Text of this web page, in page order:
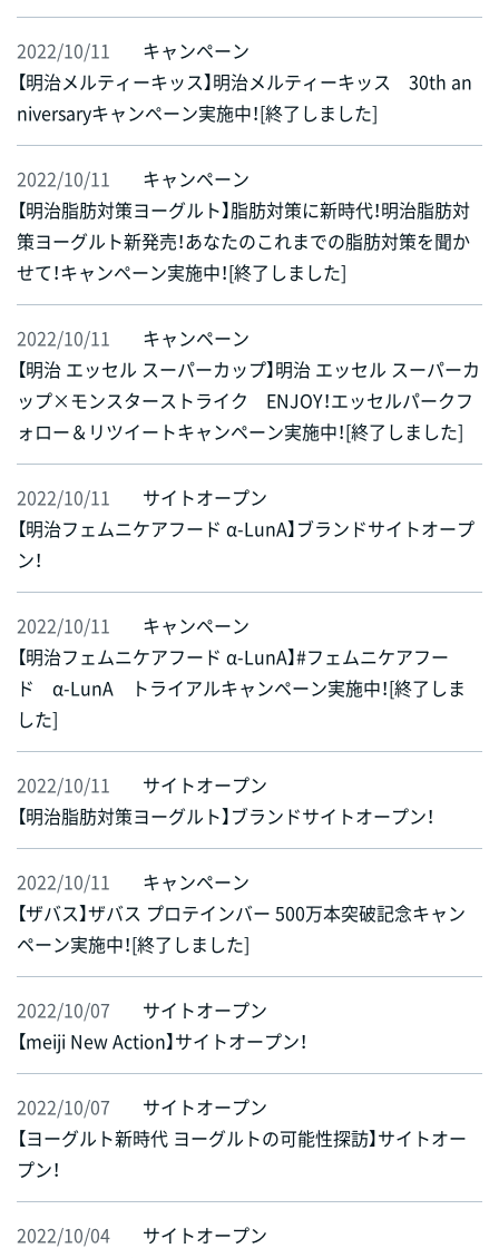
2022/10/11
キャンペーン
【明治メルティーキッス】明治メルティーキッス 30th an
niversaryキャンペーン実施中！[終了しました]
2022/10/11
キャンペーン
【明治脂肪対策ヨーグルト】脂肪対策に新時代！明治脂肪対
策ヨーグルト新発売！あなたのこれまでの脂肪対策を聞か
せて！キャンペーン実施中！[終了しました]
2022/10/11
キャンペーン
【明治 エッセル スーパーカップ】明治 エッセル スーパーカ
ップ×モンスターストライク ENJOY！エッセルパークフ
ォロー＆リツイートキャンペーン実施中！[終了しました]
2022/10/11
サイトオープン
【明治フェムニケアフード α-LunA】ブランドサイトオープ
ン！
2022/10/11
キャンペーン
【明治フェムニケアフード α-LunA】#フェムニケアフー
ド α-LunA トライアルキャンペーン実施中！[終了しま
した]
2022/10/11
サイトオープン
【明治脂肪対策ヨーグルト】ブランドサイトオープン！
2022/10/11
キャンペーン
【ザバス】ザバス プロテインバー 500万本突破記念キャン
ペーン実施中！[終了しました]
2022/10/07
サイトオープン
【meiji New Action】サイトオープン！
2022/10/07
サイトオープン
【ヨーグルト新時代 ヨーグルトの可能性探訪】サイトオー
プン！
2022/10/04
サイトオープン